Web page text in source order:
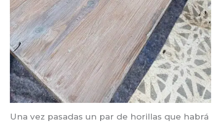
Una vez pasadas un par de horillas que habrá